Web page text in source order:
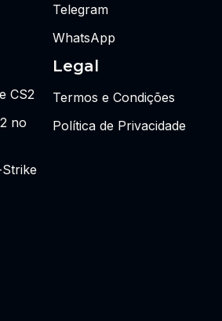
CS2
no
Telegram
WhatsApp
Legal
Termos e Condições
Política de Privacidade